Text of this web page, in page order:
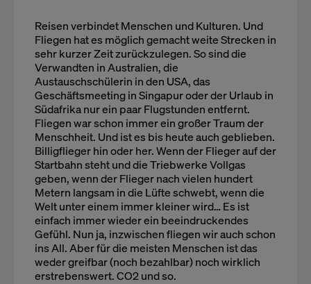
Reisen verbindet Menschen und Kulturen. Und
Fliegen hat es möglich gemacht weite Strecken in
sehr kurzer Zeit zurückzulegen. So sind die
Verwandten in Australien, die
Austauschschülerin in den USA, das
Geschäftsmeeting in Singapur oder der Urlaub in
Südafrika nur ein paar Flugstunden entfernt.
Fliegen war schon immer ein großer Traum der
Menschheit. Und ist es bis heute auch geblieben.
Billigflieger hin oder her. Wenn der Flieger auf der
Startbahn steht und die Triebwerke Vollgas
geben, wenn der Flieger nach vielen hundert
Metern langsam in die Lüfte schwebt, wenn die
Welt unter einem immer kleiner wird… Es ist
einfach immer wieder ein beeindruckendes
Gefühl. Nun ja, inzwischen fliegen wir auch schon
ins All. Aber für die meisten Menschen ist das
weder greifbar (noch bezahlbar) noch wirklich
erstrebenswert. CO2 und so.